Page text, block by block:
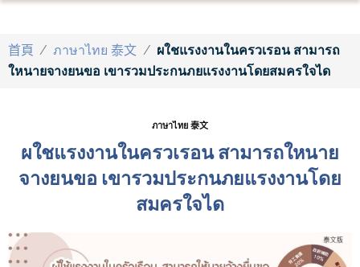
首頁 / ภาษาไทย 泰文 / ผใชแรงงานในครวเรอน สามารถ
ใหนายจางยนขอ เขารวมประกนภยแรงงานโดยสมครใจได
ภาษาไทย 泰文
ผใชแรงงานในครวเรอน สามารถใหนาย
จางยนขอ เขารวมประกนภยแรงงานโดย
สมครใจได